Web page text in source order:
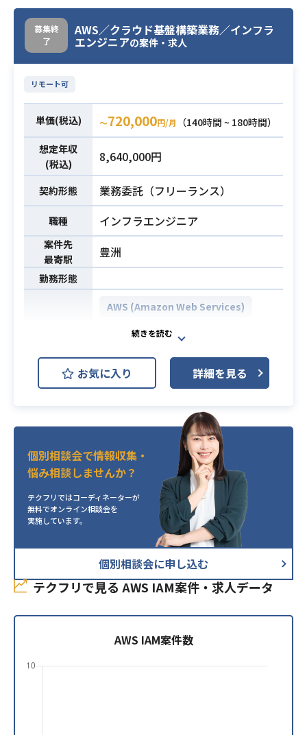
DB：Amazon RDS(MySQL、Auror
必須スキル
・AWS主要サービス（VPC, EC2, IA
Mなど）に精通されている方
・Python + FastAPI, FlaskなどのFr
験
・PostgreSQLの利用経験
AWS S3
AWS VPC
業務内容
【募集概要】
医科、薬局をご利用の患者様向けの
■データレイク技術スタック
■MAフロントエンド技術スタック
上記の3職種に分けて面談させていた
だきます。
・配信管理WEBアプリケーション開
発
・他サービス連携用API開発業務
・Bigdataを用いたユーザー分析
合修正。仕様調査などクライアント
問い合わせ対応）
【開発環境】
バージョン管理：Git
リポジトリ管理：BitBucket
システム環境：AWS
サーバ監視：Zabbix
DB：Amazon RDS(MySQL、Auror
a)
コミュニケーション：Slack、Backlo
g、Discord
・AWS主要サービス（VPC, EC2, IA
Mなど）に精通されている方
・DMS, Kinesis, S3, RDS, Dynamo
DB, Redshiftに精通している
募集終
了
AWS／クラウド基盤構築業務／インフラ
エンジニアの案件・求人
リモート可
単価(税込) 〜720,000円/月
（140時間 ~ 180時間）
想定年収
(税込)
8,640,000円
契約形態 業務委託（フリーランス）
職種 インフラエンジニア
案件先
最寄駅
豊洲
勤務形態
AWS (Amazon Web Services)
AWS ECS
AWS IAM
Apache Tomcat
新サービス向けクラウド基盤の要件
に携わっていただきます。
5月開始を想定しており長期でご参画
いただけます。
・クラウド基盤（AWS）構築にあた
り、要件定義フェーズにおいて主体
となって要件を決められる方。
・Apache Tomcat 導入における深
いご経験、要件定義経験者
お気に入り 詳細を見る
個別相談会で情報収集・
悩み相談しませんか？
テクフリではコーディネーターが
無料でオンライン相談会を
実施しています。
個別相談会に申し込む
テクフリで見る AWS IAM案件・求人データ
AWS IAM案件数